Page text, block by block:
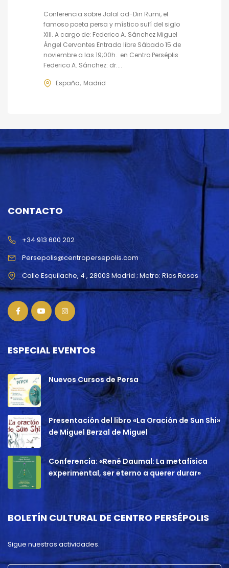
Conferencia sobre Jalal ad-Din Rumi, el
famoso poeta persa y místico sufí del siglo
XIII. A cargo de: Federico A. Sánchez Miguel
Ángel Cervantes Entrada libre Sábado 15 de
noviembre a las 19;00h. en Centro Perséplis
Federico A. Sánchez: dr....
España Madrid
CONTACTO
Persepolis@centropersepolis.com
+34 913 600 202
ESPECIAL EVENTOS
Nuevos Cursos de Persa
Presentación del libro «La Oración de Sun Shi»
de Miguel Berzal de Miguel
Conferencia: «René Daumal: La metafísica
experimental, ser eterno a querer durar»
BOLETÍN CULTURAL DE CENTRO PERSÉPOLIS
Sigue nuestras actividades.